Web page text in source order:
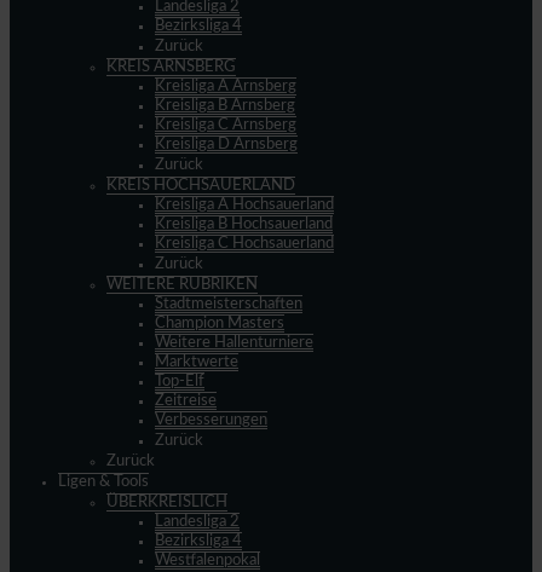
Landesliga 2
Bezirksliga 4
Zurück
KREIS ARNSBERG
Kreisliga A Arnsberg
Kreisliga B Arnsberg
Kreisliga C Arnsberg
Kreisliga D Arnsberg
Zurück
KREIS HOCHSAUERLAND
Kreisliga A Hochsauerland
Kreisliga B Hochsauerland
Kreisliga C Hochsauerland
Zurück
WEITERE RUBRIKEN
Stadtmeisterschaften
Champion Masters
Weitere Hallenturniere
Marktwerte
Top-Elf
Zeitreise
Verbesserungen
Zurück
Zurück
Ligen & Tools
ÜBERKREISLICH
Landesliga 2
Bezirksliga 4
Westfalenpokal